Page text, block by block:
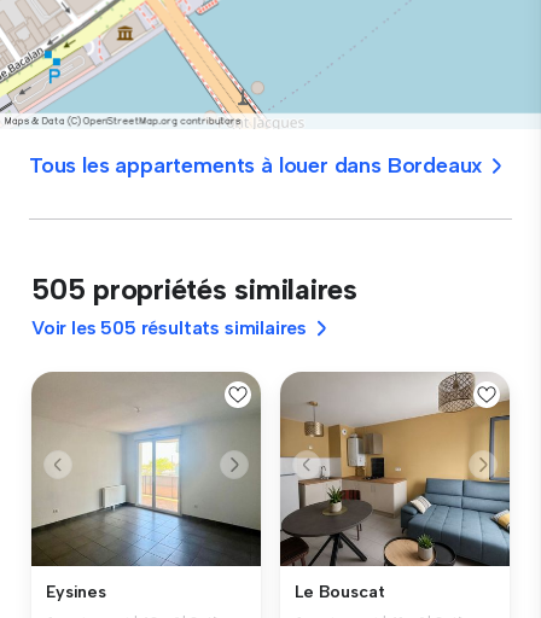
Tous les appartements à louer dans Bordeaux
505 propriétés similaires
Voir les 505 résultats similaires
Eysines Le Bouscat